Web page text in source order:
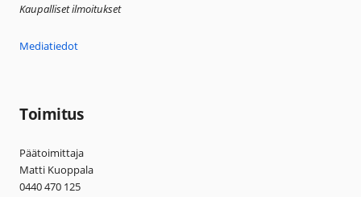
Kaupalliset ilmoitukset
Mediatiedot
Toimitus
Päätoimittaja
Matti Kuoppala
0440 470 125